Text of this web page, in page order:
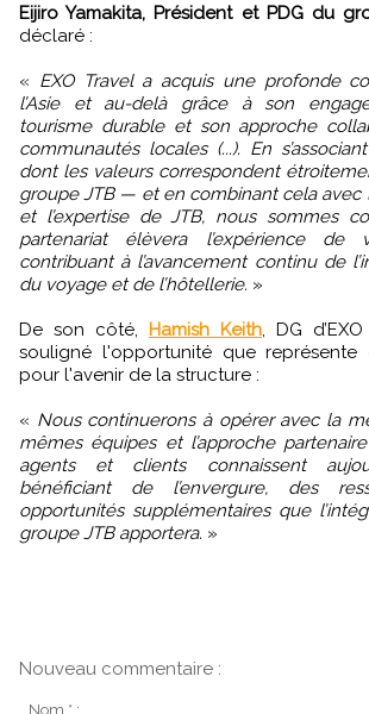
Eijiro Yamakita, Président et PDG du
déclaré :
« EXO Travel a acquis une profonde
l’Asie et au-delà grâce à son
tourisme durable et son approche
communautés locales (...). En
dont les valeurs correspondent
groupe JTB — et en combinant cela avec
et l’expertise de JTB, nous sommes
partenariat élèvera l’expérience
contribuant à l’avancement continu de
du voyage et de l’hôtellerie. »
De son côté, Hamish Keith, DG
souligné l'opportunité que représente
pour l'avenir de la structure :
« Nous continuerons à opérer avec la
mêmes équipes et l’approche
agents et clients connaissent
bénéficiant de l’envergure, des
opportunités supplémentaires que
groupe JTB apportera. »
Nouveau commentaire :
Nom * :